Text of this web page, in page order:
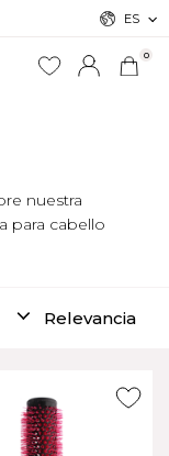
0
ES
nuestra
para cabello
Relevancia